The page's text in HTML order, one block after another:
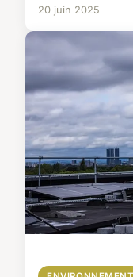
20 juin 2025